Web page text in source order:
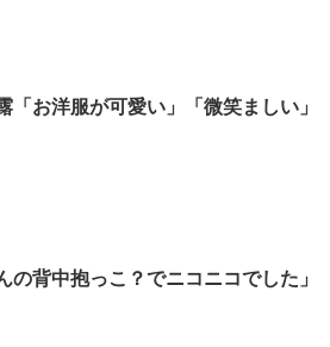
お洋服が可愛い」「微笑ましい」
背中抱っこ？でニコニコでした」